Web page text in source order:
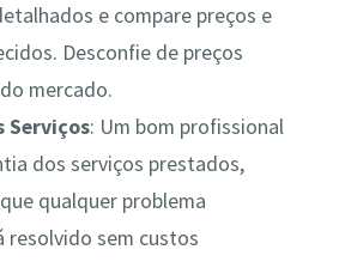
e compare preços e
Desconfie de preços
mercado.
Serviços: Um bom profissional
dos serviços prestados,
qualquer problema
resolvido sem custos